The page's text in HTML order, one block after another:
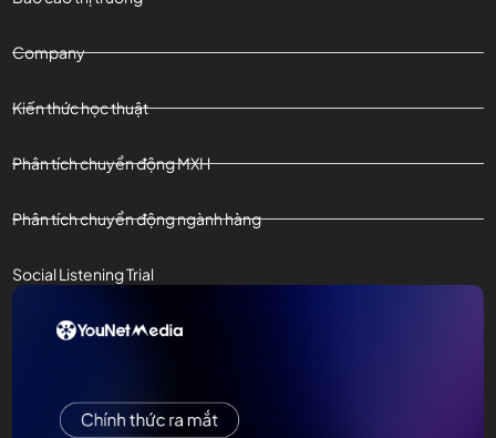
Company
Kiến thức học thuật
Phân tích chuyển động MXH
Phân tích chuyển động ngành hàng
Social Listening Trial